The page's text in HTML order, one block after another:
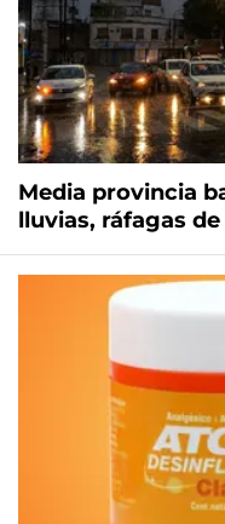
Media provincia
lluvias, ráfagas